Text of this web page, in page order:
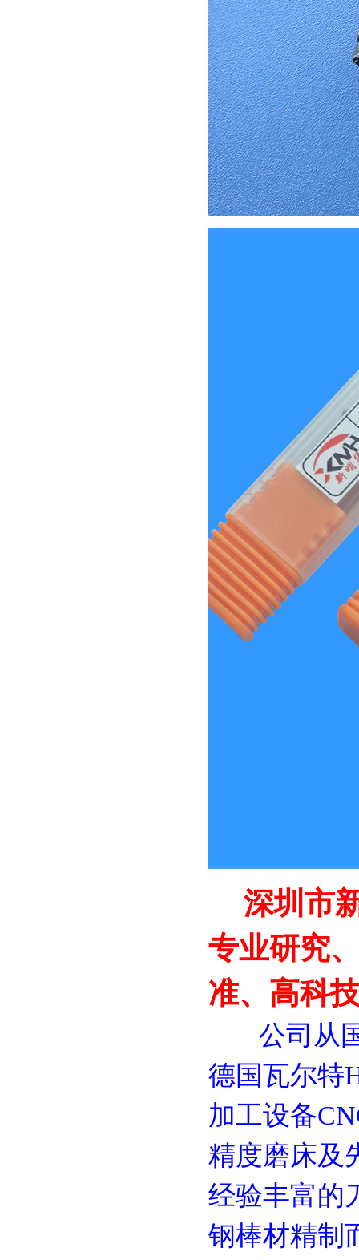
深圳市
专业研究
准、高科
公司从
德国瓦尔特
加工设备
精度磨床及
经验丰富的
钢棒材精制